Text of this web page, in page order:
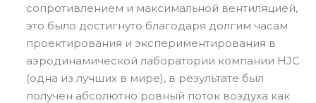
сопротивлением и максимальной вентиляцией,
это было достигнуто благодаря долгим часам
проектирования и экспериментирования в
аэродинамической лаборатории компании HJC
(одна из лучших в мире), в результате был
получен абсолютно ровный поток воздуха как